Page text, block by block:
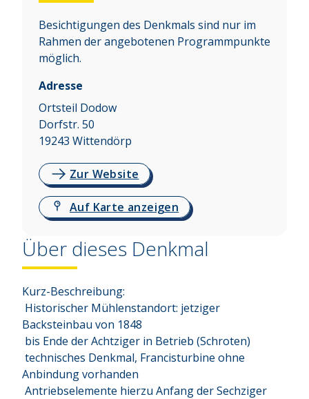
Besichtigungen des Denkmals sind nur im
Rahmen der angebotenen Programmpunkte
möglich.
Adresse
Ortsteil Dodow
Dorfstr. 50
19243 Wittendörp
Zur Website
Auf Karte anzeigen
Über dieses Denkmal
Kurz-Beschreibung:
Backsteinbau von 1848
Anbindung vorhanden